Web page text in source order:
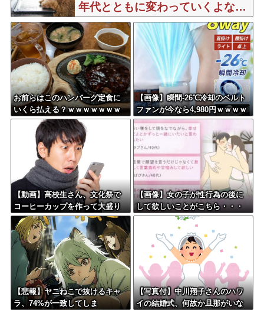
年代とともに変わっていくよな…
お前らはこのハンバーグ定食に
いくら払える？ｗｗｗｗｗｗｗ
ｗｗｗ
【画像】瞬間-26℃冷却のベルト
ファンが今なら4,980円ｗｗｗｗ
ｗｗ
【動画】高校生さん、文化祭で
コーヒーカップを作って大盛り
あがり←なんかどっかで見たこ
とあると話題に
【画像】女の子が性行為の後に
して欲しいことがこちら・・・
【悲報】ヤニねこで抜けるキャ
ラ、74%が一致してしま
【写真付】中川翔子さんのハワ
イの結婚式、何故か旦那がいな